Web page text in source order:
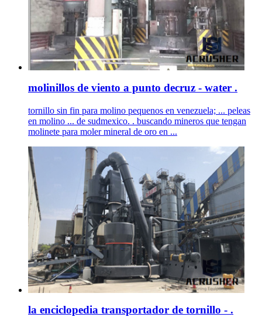
molinillos de viento a punto decruz - water .
tornillo sin fin para molino pequenos en venezuela; ... peleas
en molino ... de sudmexico. . buscando mineros que tengan
molinete para moler mineral de oro en ...
la enciclopedia transportador de tornillo - .